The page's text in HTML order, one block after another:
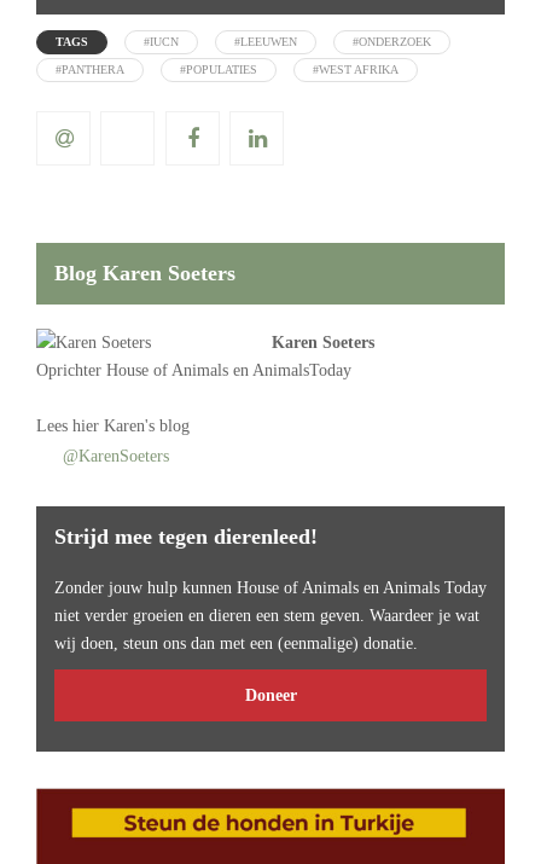
TAGS #IUCN #LEEUWEN #ONDERZOEK
#PANTHERA #POPULATIES #WEST AFRIKA
Blog Karen Soeters
Karen Soeters
Oprichter House of Animals en AnimalsToday
Lees hier Karen's blog
@KarenSoeters
Strijd mee tegen dierenleed!
Zonder jouw hulp kunnen House of Animals en Animals Today
niet verder groeien en dieren een stem geven. Waardeer je wat
wij doen, steun ons dan met een (eenmalige) donatie.
Doneer